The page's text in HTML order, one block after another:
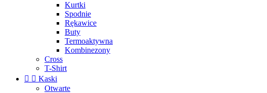
Kurtki
Spodnie
Rękawice
Buty
Termoaktywna
Kombinezony
Cross
T-Shirt
  Kaski
Otwarte